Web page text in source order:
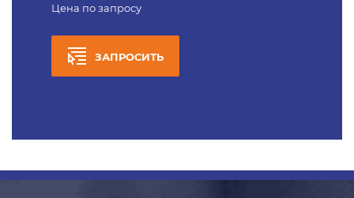
Цена по запросу
ЗАПРОСИТЬ